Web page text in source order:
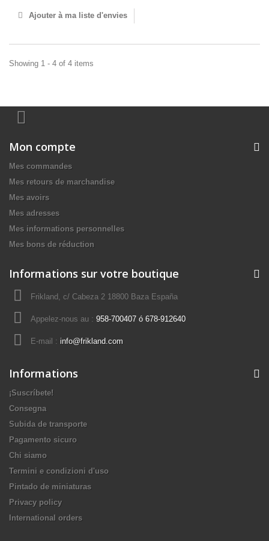
Ajouter à ma liste d'envies
Showing 1 - 4 of 4 items
Mon compte
Mes commandes
Mes retours de marchandise
Mes avoirs
Mes adresses
Mes informations personnelles
Mes bons de réduction
Informations sur votre boutique
Frikland, c/ Cabeza 2 18800 Baza España
Appelez-nous au : 958-700407 ó 678-912640
E-mail : info@frikland.com
Informations
¡Suscríbete!
Consegna
Subida de transporte
Pagamento sicuro
Chi siamo
Termini e condizioni d'uso
Pintado de miniaturas
Privacy policy
International orders